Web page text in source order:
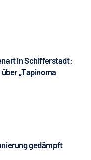
in Schifferstadt:
„Tapinoma
gedämpft